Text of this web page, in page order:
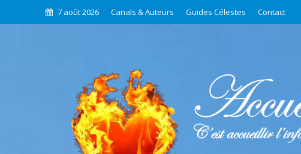
7 août 2026 Canals & Auteurs Guides Célestes Contact